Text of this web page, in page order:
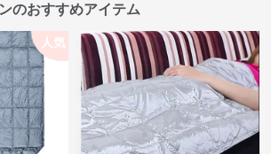
のおすすめアイテム
人気